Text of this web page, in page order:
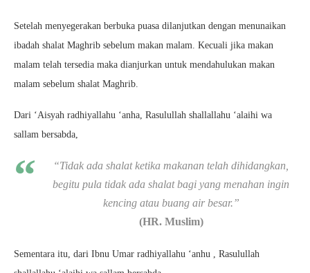
Setelah menyegerakan berbuka puasa dilanjutkan dengan menunaikan
ibadah shalat Maghrib sebelum makan malam. Kecuali jika makan
malam telah tersedia maka dianjurkan untuk mendahulukan makan
malam sebelum shalat Maghrib.
Dari ‘Aisyah radhiyallahu ‘anha, Rasulullah shallallahu ‘alaihi wa
sallam bersabda,
“Tidak ada shalat ketika makanan telah dihidangkan,
begitu pula tidak ada shalat bagi yang menahan ingin
kencing atau buang air besar.”
(HR. Muslim)
Sementara itu, dari Ibnu Umar radhiyallahu ‘anhu , Rasulullah